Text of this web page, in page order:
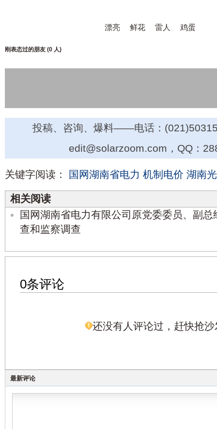
漂亮 鲜花 雷人 鸡蛋
刚表态过的朋友 (0 人)
投稿、咨询、爆料——电话：
edit@solarzoom.com，QQ：
关键字阅读： 国网湖南省电力 机制电价 湖南
相关阅读
国网湖南省电力有限公司原党委委员、副
查和监察调查
0条评论
还没有人评论过，赶快抢沙
最新评论